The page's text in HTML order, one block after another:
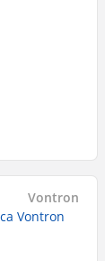
Vontron